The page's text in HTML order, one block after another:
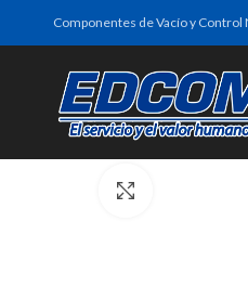
Componentes de Vacío y Control